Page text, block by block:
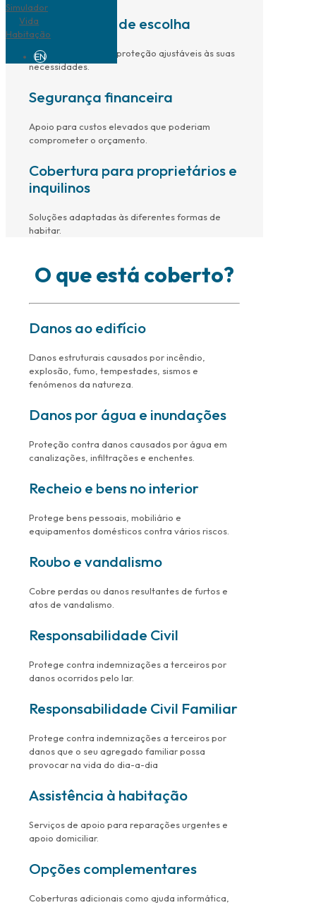
Simulador
Vida
Habitação
EN
Flexibilidade de escolha
Diferentes níveis de proteção ajustáveis às suas
necessidades.
Segurança financeira
Apoio para custos elevados que poderiam
comprometer o orçamento.
Cobertura para proprietários e
inquilinos
Soluções adaptadas às diferentes formas de
habitar.
O que está coberto?
Danos ao edifício
Danos estruturais causados por incêndio,
explosão, fumo, tempestades, sismos e
fenómenos da natureza.
Danos por água e inundações
Proteção contra danos causados por água em
canalizações, infiltrações e enchentes.
Recheio e bens no interior
Protege bens pessoais, mobiliário e
equipamentos domésticos contra vários riscos.
Roubo e vandalismo
Cobre perdas ou danos resultantes de furtos e
atos de vandalismo.
Responsabilidade Civil
Protege contra indemnizações a terceiros por
danos ocorridos pelo lar.
Responsabilidade Civil Familiar
Protege contra indemnizações a terceiros por
danos que o seu agregado familiar possa
provocar na vida do dia-a-dia
Assistência à habitação
Serviços de apoio para reparações urgentes e
apoio domiciliar.
Opções complementares
Coberturas adicionais como ajuda informática,